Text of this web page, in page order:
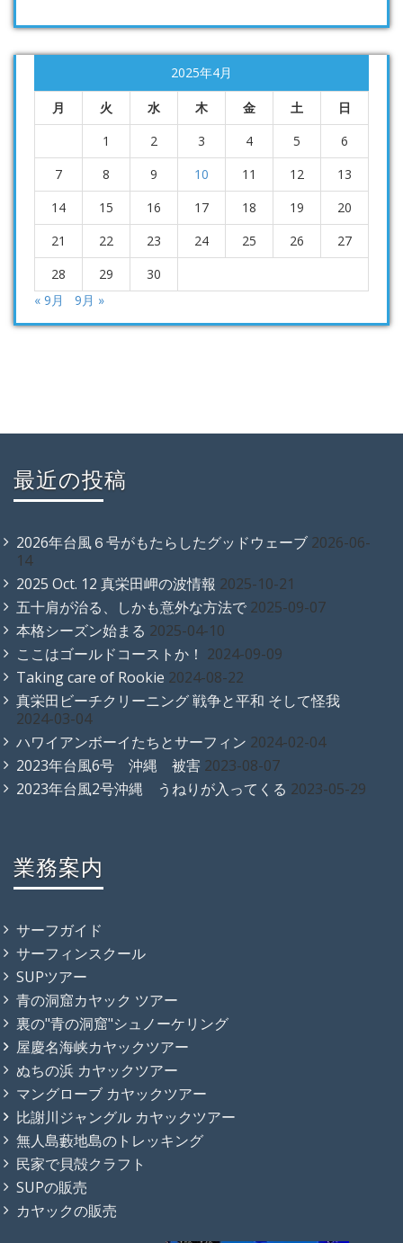
2025年4月
月 火 水 木 金 土
日
1
2 3 4 5
6
7
8 9 10 11 12
13
14
15 16 17 18 19
20
21
22 23 24 25 26
27
28
29
30
« 9月
9月 »
最近の投稿
2026年台風６号がもたらしたグッドウェーブ 2026-06-
14
2025 Oct. 12 真栄田岬の波情報 2025-10-21
五十肩が治る、しかも意外な方法で 2025-09-07
本格シーズン始まる 2025-04-10
ここはゴールドコーストか！ 2024-09-09
Taking care of Rookie 2024-08-22
真栄田ビーチクリーニング 戦争と平和 そして怪我
2024-03-04
ハワイアンボーイたちとサーフィン 2024-02-04
2023年台風6号 沖縄 被害 2023-08-07
2023年台風2号沖縄 うねりが入ってくる 2023-05-29
業務案内
サーフガイド
サーフィンスクール
SUPツアー
青の洞窟カヤック ツアー
裏の"青の洞窟"シュノーケリング
屋慶名海峡カヤックツアー
ぬちの浜 カヤックツアー
マングローブ カヤックツアー
比謝川ジャングル カヤックツアー
無人島藪地島のトレッキング
民家で貝殻クラフト
SUPの販売
カヤックの販売